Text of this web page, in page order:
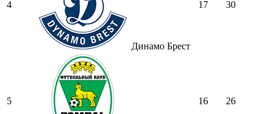
4
Динамо Брест
17 30
5 16 26